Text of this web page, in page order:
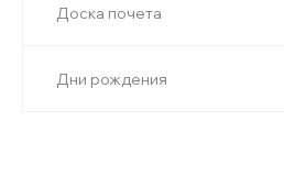
Доска почета
Дни рождения